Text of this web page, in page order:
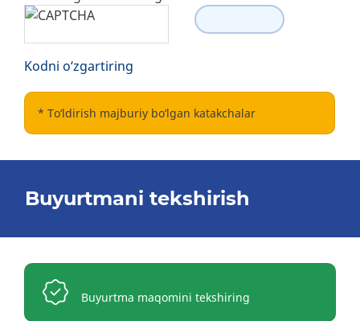
Kodni o‘zgartiring
* To‘ldirish majburiy bo‘lgan katakchalar
Buyurtmani tekshirish
Buyurtma maqomini tekshiring